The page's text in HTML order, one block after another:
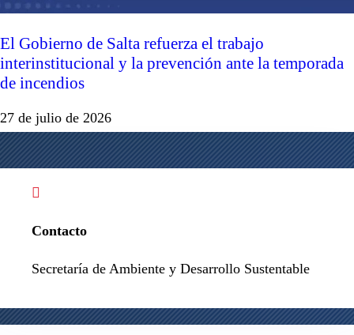
El Gobierno de Salta refuerza el trabajo
interinstitucional y la prevención ante la temporada
de incendios
27 de julio de 2026

Contacto
Secretaría de Ambiente y Desarrollo Sustentable